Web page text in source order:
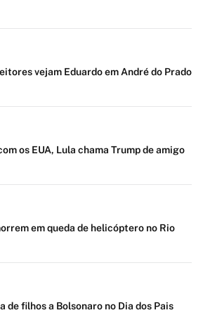
vejam Eduardo em André do Prado
os EUA, Lula chama Trump de amigo
em queda de helicóptero no Rio
de filhos a Bolsonaro no Dia dos Pais